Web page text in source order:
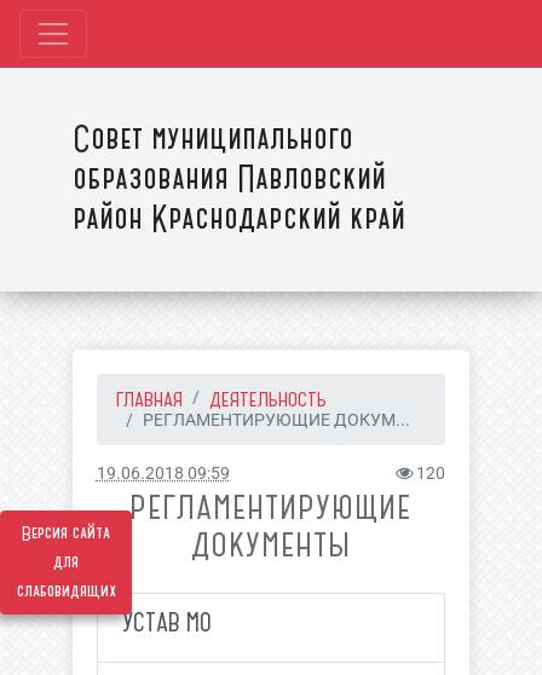
Версия сайта
для
слабовидящих
Совет муниципального
образования Павловский
район Краснодарский край
ГЛАВНАЯ ДЕЯТЕЛЬНОСТЬ
РЕГЛАМЕНТИРУЮЩИЕ ДОКУМ...
19.06.2018 09:59 120
РЕГЛАМЕНТИРУЮЩИЕ
ДОКУМЕНТЫ
УСТАВ МО